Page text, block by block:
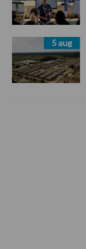
5 aug